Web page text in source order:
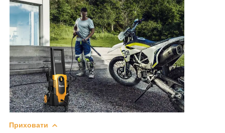
Приховати